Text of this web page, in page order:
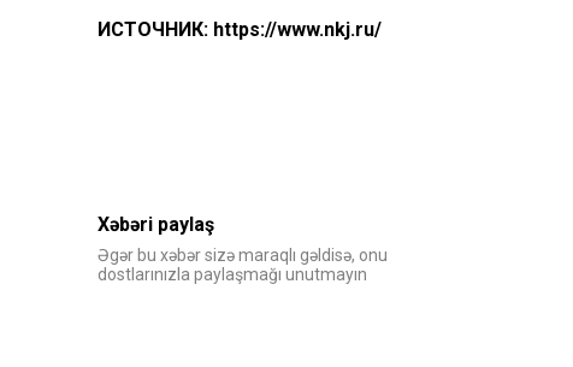
ИСТОЧНИК: https://www.nkj.ru/
Xəbəri paylaş
Əgər bu xəbər sizə maraqlı gəldisə, onu
dostlarınızla paylaşmağı unutmayın